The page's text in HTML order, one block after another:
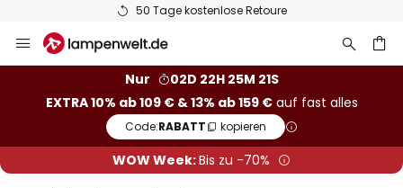
50 Tage kostenlose Retoure
Inhalt
Nur
02D 22H 25M 21S
EXTRA 10% ab 109 € & 13% ab 159 €auf fast alles
Code:RABATT kopieren
WOW Week:Bis zu -70%